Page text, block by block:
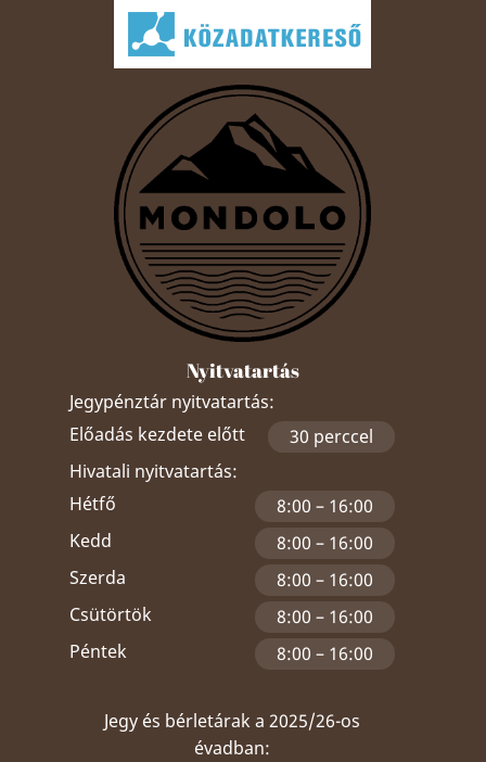
Nyitvatartás
Jegypénztár nyitvatartás:
Előadás kezdete előtt
30 perccel
Hivatali nyitvatartás:
Hétfő
8:00 – 16:00
Kedd
8:00 – 16:00
Szerda
8:00 – 16:00
Csütörtök
8:00 – 16:00
Péntek
8:00 – 16:00
Jegy és bérletárak a 2025/26-os
évadban: